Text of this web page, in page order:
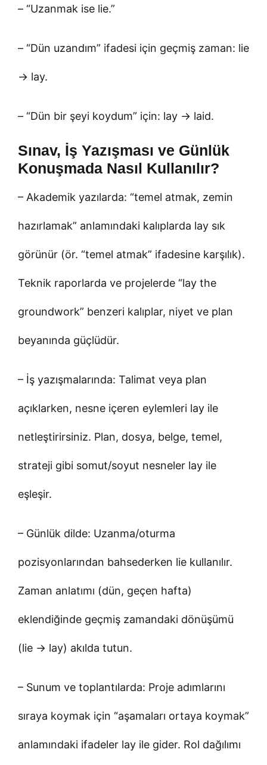
– “Uzanmak ise lie.”
– “Dün uzandım” ifadesi için geçmiş zaman: lie
→ lay.
– “Dün bir şeyi koydum” için: lay → laid.
Sınav, İş Yazışması ve Günlük
Konuşmada Nasıl Kullanılır?
– Akademik yazılarda: “temel atmak, zemin
hazırlamak” anlamındaki kalıplarda lay sık
görünür (ör. “temel atmak” ifadesine karşılık).
Teknik raporlarda ve projelerde “lay the
groundwork” benzeri kalıplar, niyet ve plan
beyanında güçlüdür.
– İş yazışmalarında: Talimat veya plan
açıklarken, nesne içeren eylemleri lay ile
netleştirirsiniz. Plan, dosya, belge, temel,
strateji gibi somut/soyut nesneler lay ile
eşleşir.
– Günlük dilde: Uzanma/oturma
pozisyonlarından bahsederken lie kullanılır.
Zaman anlatımı (dün, geçen hafta)
eklendiğinde geçmiş zamandaki dönüşümü
(lie → lay) akılda tutun.
– Sunum ve toplantılarda: Proje adımlarını
sıraya koymak için “aşamaları ortaya koymak”
anlamındaki ifadeler lay ile gider. Rol dağılımı